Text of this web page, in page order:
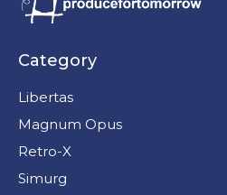
Category
Libertas
Magnum Opus
Retro-X
Simurg